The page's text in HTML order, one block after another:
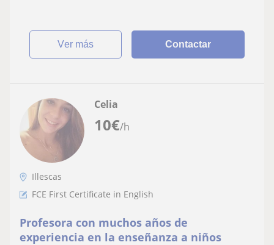
ver más Contactar
10€/h
Celia
Illescas
FCE First Certificate in English
Profesora con muchos años de
experiencia en la enseñanza a niños